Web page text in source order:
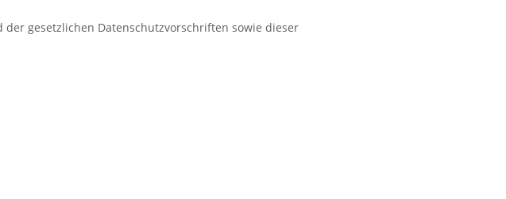
gesetzlichen Datenschutzvorschriften sowie dieser